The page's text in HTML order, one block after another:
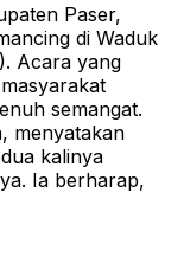
Paser,
di Waduk
Acara yang
semangat.
menyatakan
kalinya
Ia berharap,